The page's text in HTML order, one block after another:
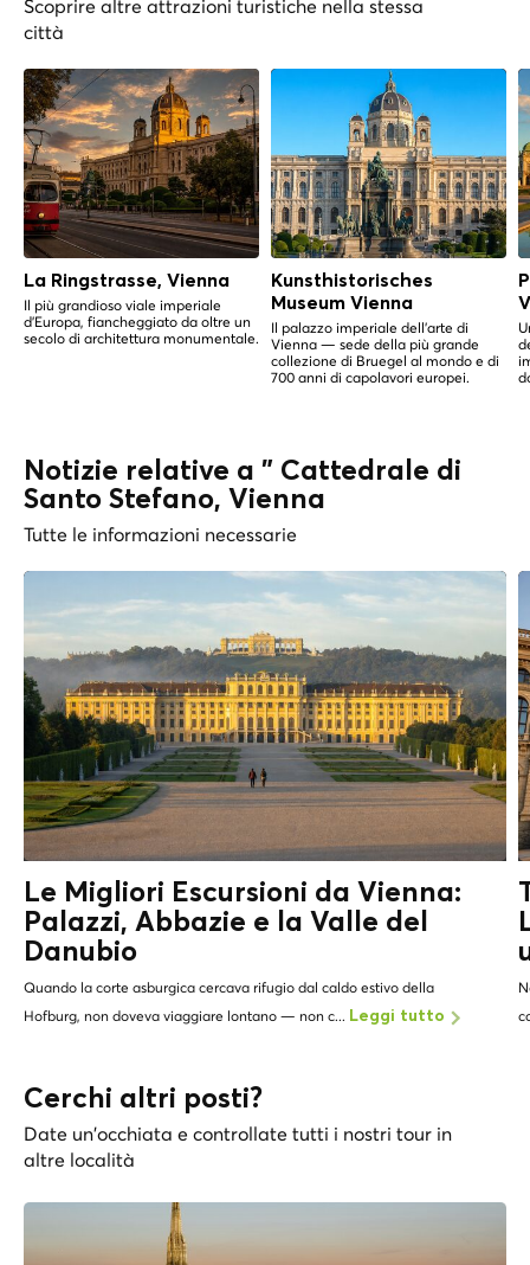
Scoprire altre attrazioni turistiche nella stessa
città
La Ringstrasse, Vienna
Il più grandioso viale imperiale
d'Europa, fiancheggiato da oltre un
secolo di architettura monumentale.
Kunsthistorisches
Museum Vienna
Il palazzo imperiale dell'arte di
Vienna — sede della più grande
collezione di Bruegel al mondo e di
700 anni di capolavori europei.
Notizie relative a " Cattedrale di
Santo Stefano, Vienna
Tutte le informazioni necessarie
Le Migliori Escursioni da Vienna:
Palazzi, Abbazie e
la Valle del
Danubio
Quando la corte asburgica cercava rifugio dal caldo estivo della
Hofburg, non doveva viaggiare lontano — non c... Leggi tutto
Cerchi altri posti?
Date un'occhiata e controllate tutti i nostri tour in
altre località